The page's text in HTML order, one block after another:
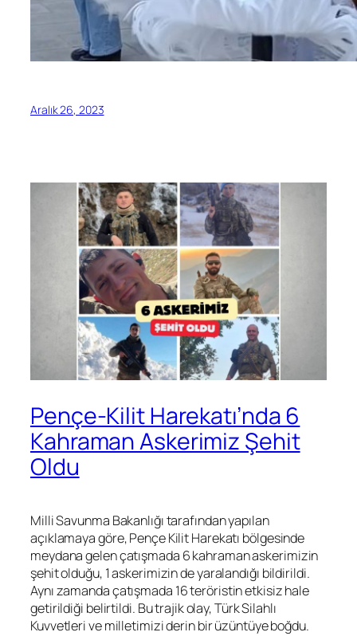
Aralık 26, 2023
Pençe-Kilit Harekatı’nda 6
Kahraman Askerimiz Şehit
Oldu
Milli Savunma Bakanlığı tarafından yapılan
açıklamaya göre, Pençe Kilit Harekatı bölgesinde
meydana gelen çatışmada 6 kahraman askerimizin
şehit olduğu, 1 askerimizin de yaralandığı bildirildi.
Aynı zamanda çatışmada 16 teröristin etkisiz hale
getirildiği belirtildi. Bu trajik olay, Türk Silahlı
Kuvvetleri ve milletimizi derin bir üzüntüye boğdu.